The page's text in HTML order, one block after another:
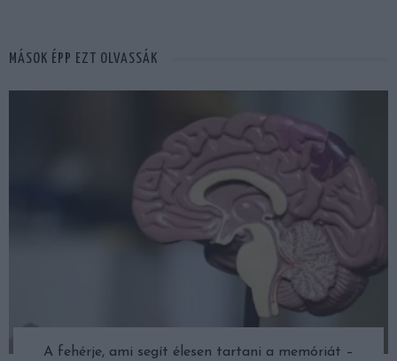
MÁSOK ÉPP EZT OLVASSÁK
A fehérje, ami segít élesen tartani a memóriát –